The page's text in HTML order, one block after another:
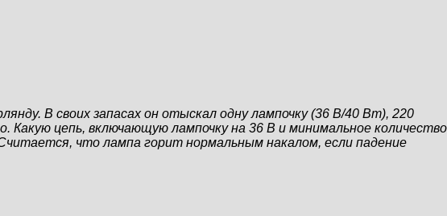
В своих запасах он отыскал одну лампочку (36 В/40 Вт), 220
Какую цепь, включающую лампочку на 36 В и минимальное количество
что лампа горит нормальным накалом, если падение